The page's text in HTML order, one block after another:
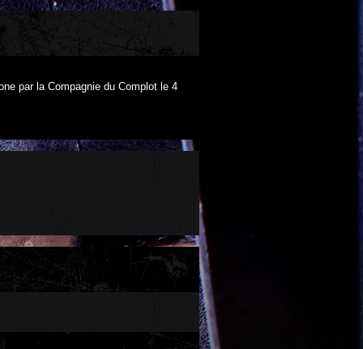
par la Compagnie du Complot le 4